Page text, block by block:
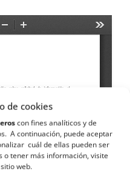
de cookies
con fines analíticos y de
A continuación, puede aceptar
cuál de ellas pueden ser
o tener más información, visite
web.